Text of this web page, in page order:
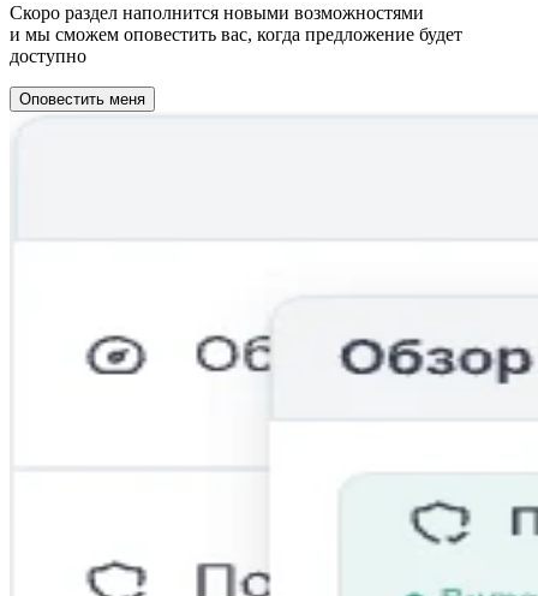
Скоро раздел наполнится новыми возможностями
и мы сможем оповестить вас, когда предложение будет
доступно
Оповестить меня